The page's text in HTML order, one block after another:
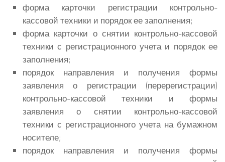
форма карточки регистрации контрольно-
кассовой техники и порядок ее заполнения;
форма карточки о снятии контрольно-кассовой
техники с регистрационного учета и порядок ее
заполнения;
порядок направления и получения формы
заявления о регистрации (перерегистрации)
контрольно-кассовой техники и формы
заявления о снятии контрольно-кассовой
техники с регистрационного учета на бумажном
носителе;
порядок направления и получения формы